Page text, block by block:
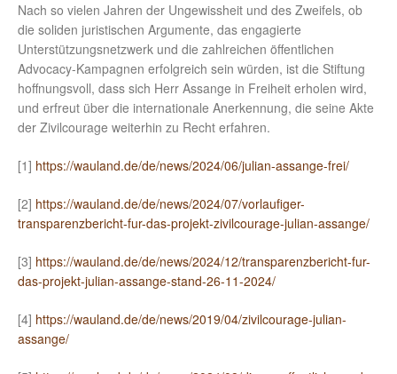
Nach so vielen Jahren der Ungewissheit und des Zweifels, ob
die soliden juristischen Argumente, das engagierte
Unterstützungsnetzwerk und die zahlreichen öffentlichen
Advocacy-Kampagnen erfolgreich sein würden, ist die Stiftung
hoffnungsvoll, dass sich Herr Assange in Freiheit erholen wird,
und erfreut über die internationale Anerkennung, die seine Akte
der Zivilcourage weiterhin zu Recht erfahren.
[1] https://wauland.de/de/news/2024/06/julian-assange-frei/
[2] https://wauland.de/de/news/2024/07/vorlaufiger-
transparenzbericht-fur-das-projekt-zivilcourage-julian-assange/
[3] https://wauland.de/de/news/2024/12/transparenzbericht-fur-
das-projekt-julian-assange-stand-26-11-2024/
[4] https://wauland.de/de/news/2019/04/zivilcourage-julian-
assange/